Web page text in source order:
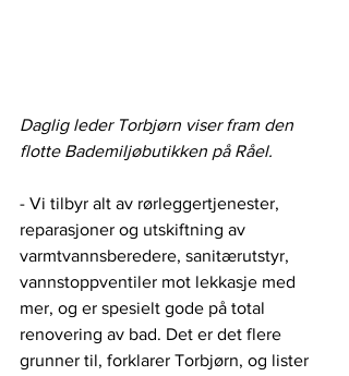
Daglig leder Torbjørn viser fram den
flotte Bademiljøbutikken på Råel.
- Vi tilbyr alt av rørleggertjenester,
reparasjoner og utskiftning av
varmtvannsberedere, sanitærutstyr,
vannstoppventiler mot lekkasje med
mer, og er spesielt gode på total
renovering av bad. Det er det flere
grunner til, forklarer Torbjørn, og lister